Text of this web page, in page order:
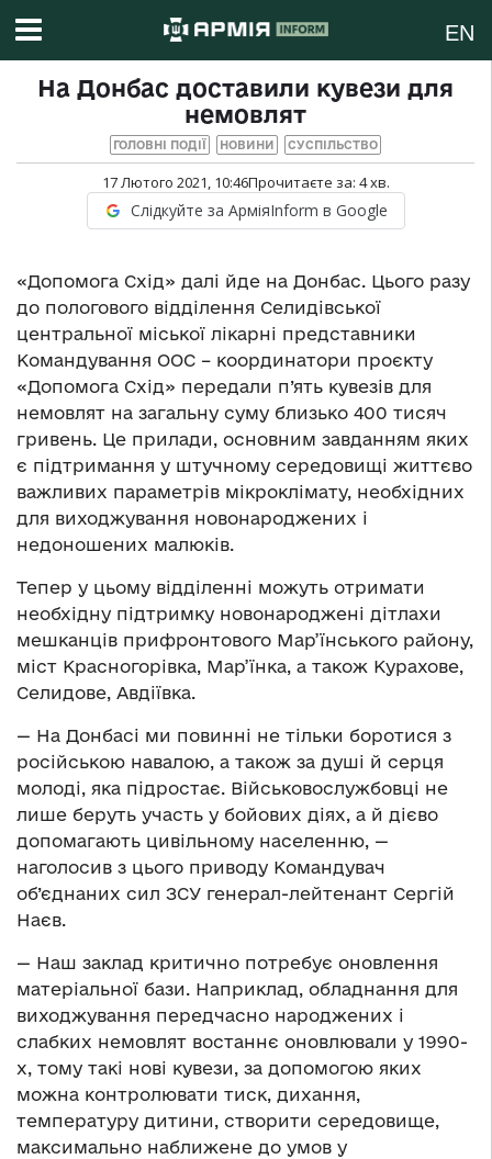
EN
На Донбас доставили кувези для
немовлят
ГОЛОВНІ ПОДІЇ НОВИНИ СУСПІЛЬСТВО
17 Лютого 2021, 10:46Прочитаєте за: 4хв.
Слідкуйте за АрміяInform в Google
«Допомога Схід» далі йде на Донбас. Цього разу
до пологового відділення Селидівської
центральної міської лікарні представники
Командування ООС – координатори проєкту
«Допомога Схід» передали п’ять кувезів для
немовлят на загальну суму близько 400 тисяч
гривень. Це прилади, основним завданням яких
є підтримання у штучному середовищі життєво
важливих параметрів мікроклімату, необхідних
для виходжування новонароджених і
недоношених малюків.
Тепер у цьому відділенні можуть отримати
необхідну підтримку новонароджені дітлахи
мешканців прифронтового Мар’їнського району,
міст Красногорівка, Мар’їнка, а також Курахове,
Селидове, Авдіївка.
— На Донбасі ми повинні не тільки боротися з
російською навалою, а також за душі й серця
молоді, яка підростає. Військовослужбовці не
лише беруть участь у бойових діях, а й дієво
допомагають цивільному населенню, —
наголосив з цього приводу Командувач
об’єднаних сил ЗСУ генерал-лейтенант Сергій
Наєв.
— Наш заклад критично потребує оновлення
матеріальної бази. Наприклад, обладнання для
виходжування передчасно народжених і
слабких немовлят востаннє оновлювали у 1990-
х, тому такі нові кувези, за допомогою яких
можна контролювати тиск, дихання,
температуру дитини, створити середовище,
максимально наближене до умов у